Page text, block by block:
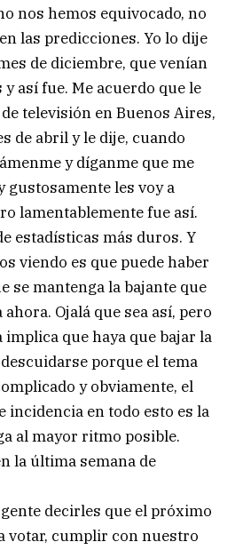
nos hemos equivocado, no
las predicciones. Yo lo dije
de diciembre, que venían
así fue. Me acuerdo que le
televisión en Buenos Aires,
de abril y le dije, cuando
y díganme que me
gustosamente les voy a
lamentablemente fue así.
estadísticas más duros. Y
viendo es que puede haber
se mantenga la bajante que
Ojalá que sea así, pero
que haya que bajar la
porque el tema
y obviamente, el
incidencia en todo esto es la
al mayor ritmo posible.
la última semana de
decirles que el próximo
votar, cumplir con nuestro